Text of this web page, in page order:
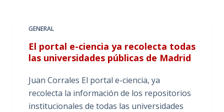
GENERAL
El portal e-ciencia ya recolecta todas
las universidades públicas de Madrid
Juan Corrales El portal e-ciencia, ya
recolecta la información de los repositorios
institucionales de todas las universidades